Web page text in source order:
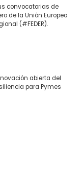
convocatorias de
de la Unión Europea
(#FEDER).
abierta del
para Pymes